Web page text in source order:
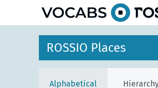
ROSSIO Places
Alphabetical
Africa
America
Asia
Europe
Northern Europe
Cyprus